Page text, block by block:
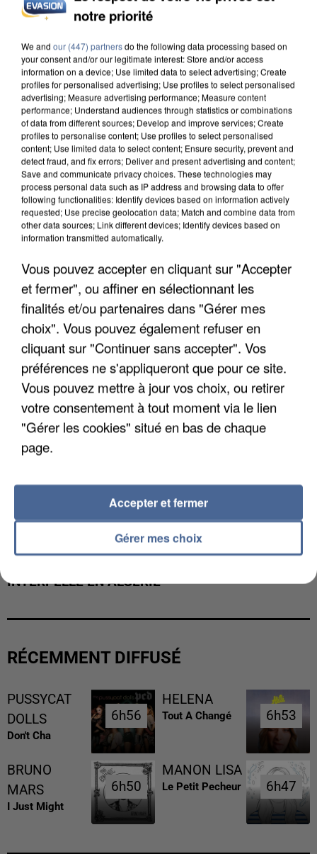
APRÈS TOUTES CES CANICULES, LES REFUGES
L’UN DES FONDATEURS SUPPOSÉS DE LA DZ
MAFIA INTERPELLÉ EN ALGÉRIE
INTERPELLÉ EN ALGÉRIE
RÉCEMMENT DIFFUSÉ
PUSSYCAT
DOLLS
Don't Cha
6h56
6h56
HELENA
Tout A Changé 6h53
6h53
BRUNO
MARS
I Just Might
6h50
6h50
MANON LISA
Le Petit Pecheur 6h47
6h47
notre priorité
We and our (447) partnersdo the following data processing based on
your consent and/or our legitimate interest: Store and/or access
information on a device; Use limited data to select advertising; Create
profiles for personalised advertising; Use profiles to select personalised
advertising; Measure advertising performance; Measure content
performance; Understand audiences through statistics or combinations
of data from different sources; Develop and improve services; Create
profiles to personalise content; Use profiles to select personalised
content; Use limited data to select content; Ensure security, prevent and
detect fraud, and fix errors; Deliver and present advertising and content;
Save and communicate privacy choices. These technologies may
process personal data such as IP address and browsing data to offer
following functionalities: Identify devices based on information actively
requested; Use precise geolocation data; Match and combine data from
other data sources; Link different devices; Identify devices based on
information transmitted automatically.
Vous pouvez accepter en cliquant sur "Accepter
et fermer", ou affiner en sélectionnant les
finalités et/ou partenaires dans "Gérer mes
choix". Vous pouvez également refuser en
cliquant sur "Continuer sans accepter". Vos
préférences ne s'appliqueront que pour ce site.
Vous pouvez mettre à jour vos choix, ou retirer
votre consentement à tout moment via le lien
"Gérer les cookies" situé en bas de chaque
page.
Gérer mes choix
Accepter et fermer